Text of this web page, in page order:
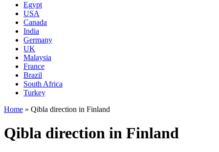
Egypt
USA
Canada
India
Germany
UK
Malaysia
France
Brazil
South Africa
Turkey
Home » Qibla direction in Finland
Qibla direction in Finland